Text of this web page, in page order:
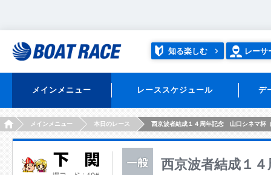
知る楽しむ レーサ
メインメニュー レーススケジュール デ
HOMEメインメニュー 本日のレース 西京波者結成１４周年記念 山口シネマ杯
西京波者結成１